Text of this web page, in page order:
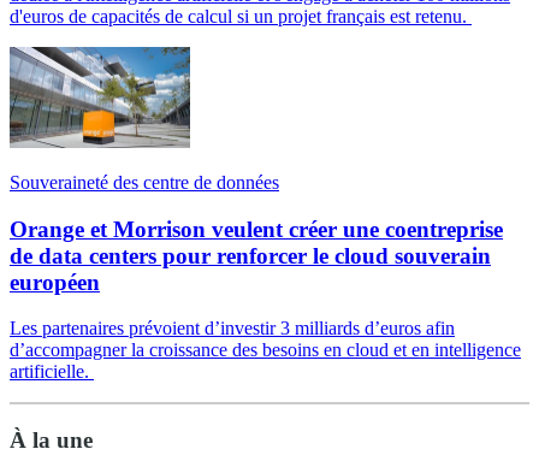
d'euros de capacités de calcul si un projet français est retenu.
Souveraineté des centre de données
Orange et Morrison veulent créer une coentreprise
de data centers pour renforcer le cloud souverain
européen
Les partenaires prévoient d’investir 3 milliards d’euros afin
d’accompagner la croissance des besoins en cloud et en intelligence
artificielle.
À la une